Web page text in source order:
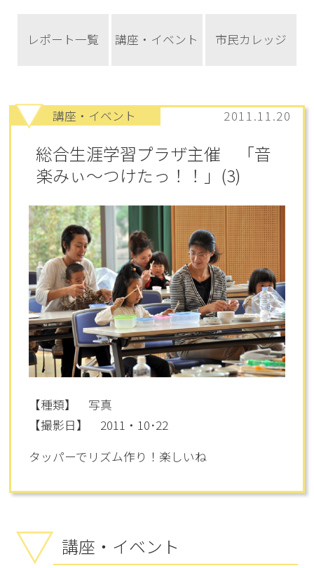
レポート一覧 講座・イベント 市民カレッジ
講座・イベント 2011.11.20
総合生涯学習プラザ主催 「音
楽みぃ～つけたっ！！」(3)
【種類】 写真
【撮影日】 2011・10･22
タッパーでリズム作り！楽しいね
講座・イベント